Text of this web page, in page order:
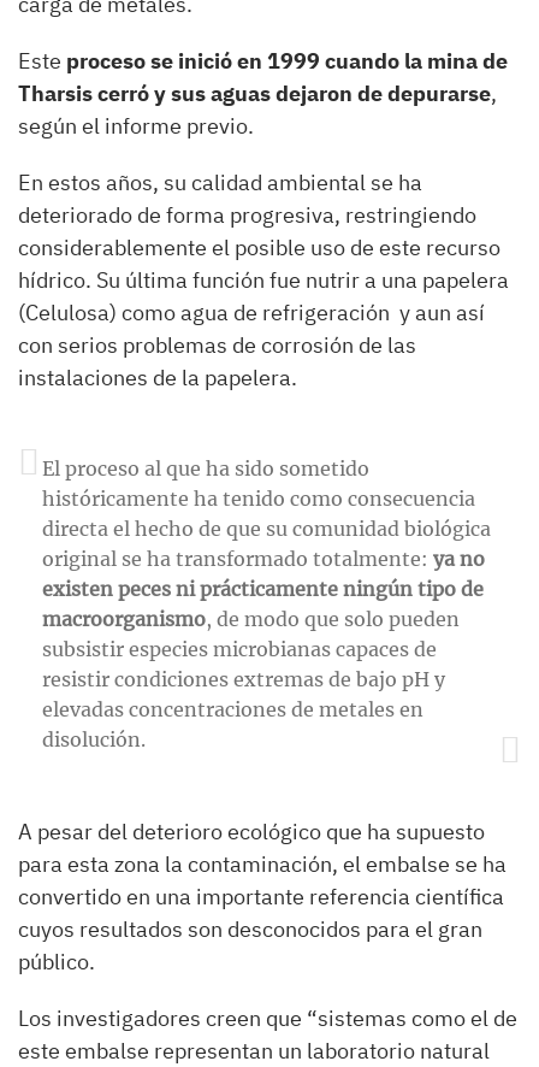
Este proceso se inició en 1999 cuando la mina de
Tharsis cerró y sus aguas dejaron de depurarse,
según el informe previo.
En estos años, su calidad ambiental se ha
deteriorado de forma progresiva, restringiendo
considerablemente el posible uso de este recurso
hídrico. Su última función fue nutrir a una papelera
(Celulosa) como agua de refrigeración y aun así
con serios problemas de corrosión de las
instalaciones de la papelera.
El proceso al que ha sido sometido
históricamente ha tenido como consecuencia
directa el hecho de que su comunidad biológica
original se ha transformado totalmente: ya no
existen peces ni prácticamente ningún tipo de
macroorganismo, de modo que solo pueden
subsistir especies microbianas capaces de
resistir condiciones extremas de bajo pH y
elevadas concentraciones de metales en
disolución.
A pesar del deterioro ecológico que ha supuesto
para esta zona la contaminación, el embalse se ha
convertido en una importante referencia científica
cuyos resultados son desconocidos para el gran
público.
Los investigadores creen que “sistemas como el de
este embalse representan un laboratorio natural